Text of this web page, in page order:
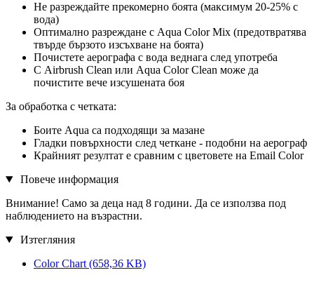
Не разреждайте прекомерно боята (максимум 20-25% с
вода)
Оптимално разреждане с Aqua Color Mix (предотвратява
твърде бързото изсъхване на боята)
Почистете аерографа с вода веднага след употреба
С Airbrush Clean или Aqua Color Clean може да
почистите вече изсушената боя
За обработка с четката:
Боите Aqua са подходящи за мазане
Гладки повърхности след четкане - подобни на аерограф
Крайният резултат е сравним с цветовете на Email Color
Повече информация
Внимание! Само за деца над 8 години. Да се ​​използва под
наблюдението на възрастни.
Изтегляния
Color Chart (658,36 KB)